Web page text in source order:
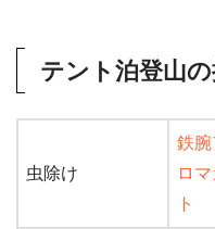
テント泊登山
虫除け
鉄腕
ロ
ト